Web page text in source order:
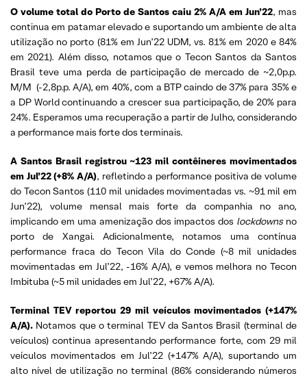
O volume total do Porto de Santos caiu 2% A/A em Jun’22, mas
continua em patamar elevado e suportando um ambiente de alta
utilização no porto (81% em Jun’22 UDM, vs. 81% em 2020 e 84%
em 2021). Além disso, notamos que o Tecon Santos da Santos
Brasil teve uma perda de participação de mercado de ~2,0p.p.
M/M (-2,8p.p. A/A), em 40%, com a BTP caindo de 37% para 35% e
a DP World continuando a crescer sua participação, de 20% para
24%. Esperamos uma recuperação a partir de Julho, considerando
a performance mais forte dos terminais.
A Santos Brasil registrou ~123 mil contêineres movimentados
em Jul’22 (+8% A/A), refletindo a performance positiva de volume
do Tecon Santos (110 mil unidades movimentadas vs. ~91 mil em
Jun’22), volume mensal mais forte da companhia no ano,
implicando em uma amenização dos impactos dos lockdownsno
porto de Xangai. Adicionalmente, notamos uma contínua
performance fraca do Tecon Vila do Conde (~8 mil unidades
movimentadas em Jul’22, -16% A/A), e vemos melhora no Tecon
Imbituba (~5 mil unidades em Jul’22, +67% A/A).
Terminal TEV reportou 29 mil veículos movimentados (+147%
A/A). Notamos que o terminal TEV da Santos Brasil (terminal de
veículos) continua apresentando performance forte, com 29 mil
veículos movimentados em Jul’22 (+147% A/A), suportando um
alto nível de utilização no terminal (86% considerando números